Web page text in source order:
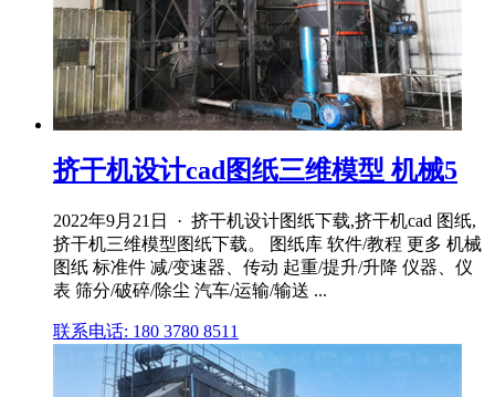
挤干机设计cad图纸三维模型 机械5
2022年9月21日 · 挤干机设计图纸下载,挤干机cad 图纸,
挤干机三维模型图纸下载。 图纸库 软件/教程 更多 机械
图纸 标准件 减/变速器、传动 起重/提升/升降 仪器、仪
表 筛分/破碎/除尘 汽车/运输/输送 ...
联系电话: 180 3780 8511